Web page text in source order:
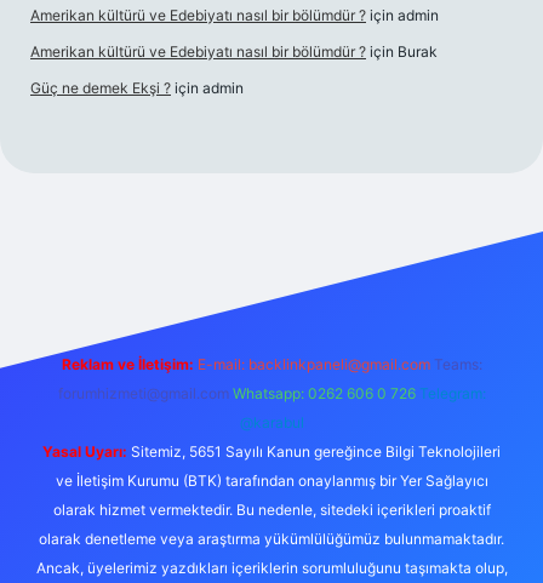
Amerikan kültürü ve Edebiyatı nasıl bir bölümdür ? için admin
Amerikan kültürü ve Edebiyatı nasıl bir bölümdür ? için Burak
Güç ne demek Ekşi ? için admin
Reklam ve İletişim: E-mail: backlinkpaneli@gmail.com Teams:
forumhizmeti@gmail.com Whatsapp: 0262 606 0 726 Telegram:
@karabul
Yasal Uyarı: Sitemiz, 5651 Sayılı Kanun gereğince Bilgi Teknolojileri
ve İletişim Kurumu (BTK) tarafından onaylanmış bir Yer Sağlayıcı
olarak hizmet vermektedir. Bu nedenle, sitedeki içerikleri proaktif
olarak denetleme veya araştırma yükümlülüğümüz bulunmamaktadır.
Ancak, üyelerimiz yazdıkları içeriklerin sorumluluğunu taşımakta olup,